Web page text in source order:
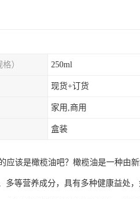
） 250ml
现货+订货
家用,商用
盒装
应该是橄榄油吧？橄榄油是一种由
多等营养成分，具有多种健康益处